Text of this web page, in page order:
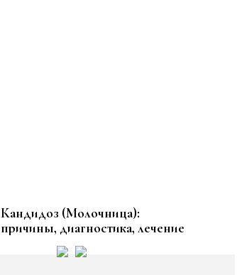
Кандидоз (Молочница):
причины, диагностика, лечение